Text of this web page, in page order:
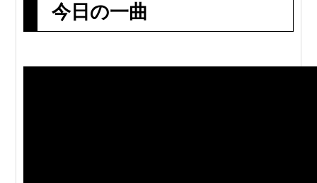
今日の一曲